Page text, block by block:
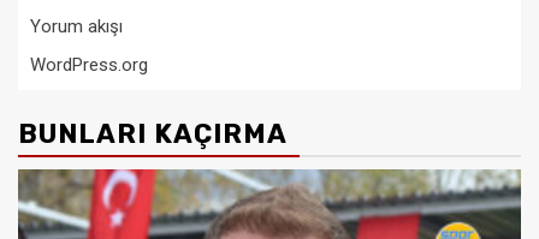
Yorum akışı
WordPress.org
BUNLARI KAÇIRMA